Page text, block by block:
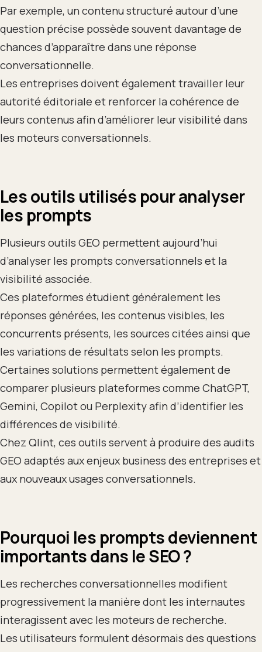
Par exemple, un contenu structuré autour d’une
question précise possède souvent davantage de
chances d’apparaître dans une réponse
conversationnelle.
Les entreprises doivent également travailler leur
autorité éditoriale et renforcer la cohérence de
leurs contenus afin d’améliorer leur visibilité dans
les moteurs conversationnels.
Les outils utilisés pour analyser
les prompts
Plusieurs outils GEO permettent aujourd’hui
d’analyser les prompts conversationnels et la
visibilité associée.
Ces plateformes étudient généralement les
réponses générées, les contenus visibles, les
concurrents présents, les sources citées ainsi que
les variations de résultats selon les prompts.
Certaines solutions permettent également de
comparer plusieurs plateformes comme ChatGPT,
Gemini, Copilot ou Perplexity afin d’identifier les
différences de visibilité.
Chez Qlint, ces outils servent à produire des audits
GEO adaptés aux enjeux business des entreprises et
aux nouveaux usages conversationnels.
Pourquoi les prompts deviennent
importants dans le SEO ?
Les recherches conversationnelles modifient
progressivement la manière dont les internautes
interagissent avec les moteurs de recherche.
Les utilisateurs formulent désormais des questions